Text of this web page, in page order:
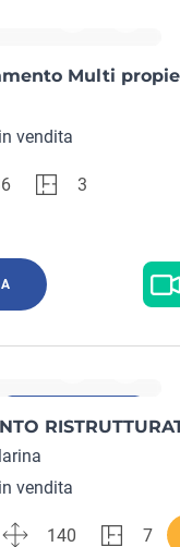
Multi
vendita
3
vendita
140 7